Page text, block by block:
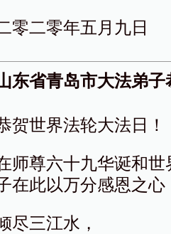
零二零年五月九日
东省青岛市大法弟
贺世界法轮大法日！
师尊六十九华诞和
在此以万分感恩之
尽三江水，